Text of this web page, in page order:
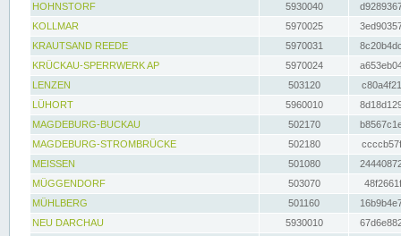
HOHNSTORF
5930040
KOLLMAR
5970025
KRAUTSAND REEDE
5970031
KRÜCKAU-SPERRWERK AP
5970024
LENZEN
503120
LÜHORT
5960010
MAGDEBURG-BUCKAU
502170
MAGDEBURG-STROMBRÜCKE
502180
MEISSEN
501080
MÜGGENDORF
503070
MÜHLBERG
501160
NEU DARCHAU
5930010